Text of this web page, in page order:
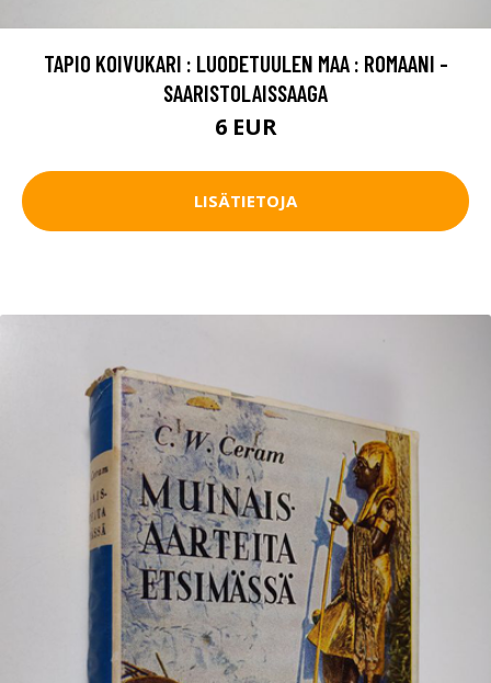
TAPIO KOIVUKARI : LUODETUULEN MAA : ROMAANI -
SAARISTOLAISSAAGA
6 EUR
LISÄTIETOJA